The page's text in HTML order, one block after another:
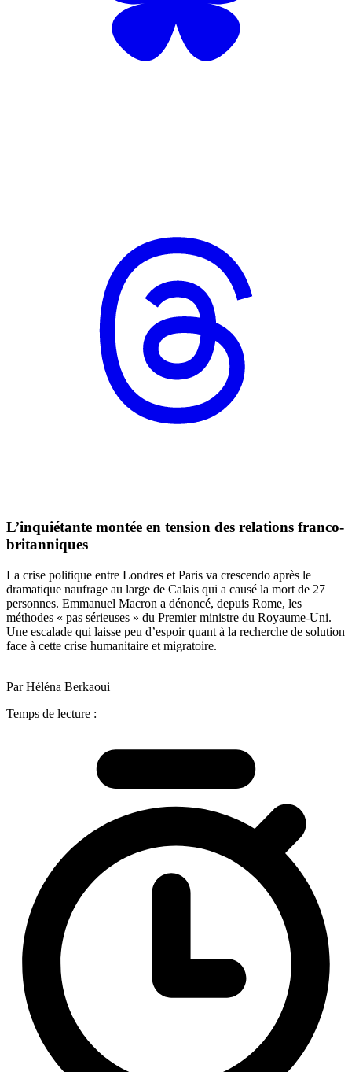
L’inquiétante montée en tension des relations franco-
britanniques
La crise politique entre Londres et Paris va crescendo après le
dramatique naufrage au large de Calais qui a causé la mort de 27
personnes. Emmanuel Macron a dénoncé, depuis Rome, les
méthodes « pas sérieuses » du Premier ministre du Royaume-Uni.
Une escalade qui laisse peu d’espoir quant à la recherche de solution
face à cette crise humanitaire et migratoire.
Par Héléna Berkaoui
Temps de lecture :